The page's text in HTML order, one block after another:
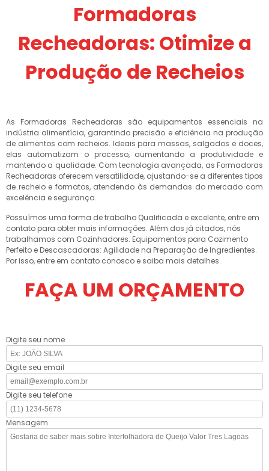
Formadoras
Recheadoras: Otimize a
Produção de Recheios
As Formadoras Recheadoras são equipamentos essenciais na
indústria alimentícia, garantindo precisão e eficiência na produção
de alimentos com recheios. Ideais para massas, salgados e doces,
elas automatizam o processo, aumentando a produtividade e
mantendo a qualidade. Com tecnologia avançada, as Formadoras
Recheadoras oferecem versatilidade, ajustando-se a diferentes tipos
de recheio e formatos, atendendo às demandas do mercado com
excelência e segurança.
Possuímos uma forma de trabalho Qualificada e excelente, entre em
contato para obter mais informações. Além dos já citados, nós
trabalhamos com Cozinhadores: Equipamentos para Cozimento
Perfeito e Descascadoras: Agilidade na Preparação de Ingredientes.
Por isso, entre em contato conosco e saiba mais detalhes.
FAÇA UM ORÇAMENTO
Digite seu nome
Digite seu email
Digite seu telefone
Mensagem